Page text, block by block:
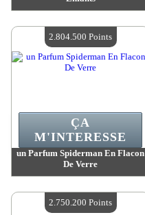
Quantité Disponible :4
un Parfum Spiderman En Flacon
De Verre
Quantité Disponible :4
ÇA
M'INTERESSE
2.804.500 Points
2.750.200 Points